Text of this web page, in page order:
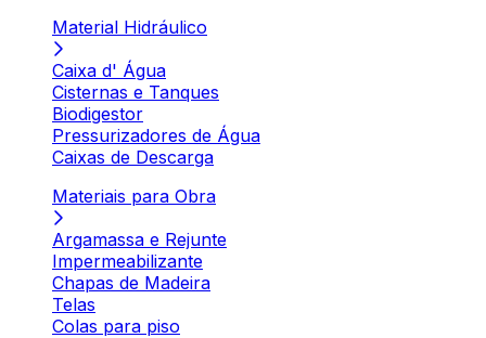
Material Hidráulico
Caixa d' Água
Cisternas e Tanques
Biodigestor
Pressurizadores de Água
Caixas de Descarga
Materiais para Obra
Argamassa e Rejunte
Impermeabilizante
Chapas de Madeira
Telas
Colas para piso